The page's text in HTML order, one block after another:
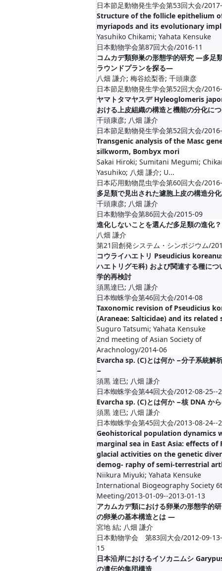
日本節足動物発生学会第53回大会/
Structure of the follicle epithelium
myriapods and its evolutionary
Yasuhiko Chikami; Yahata Kensuke
日本動物学会第87回大会/2016-11
コムカデ類卵巣の形態学的研究 ―多足
ラウンドプランを探る―
八畑 謙介; 梅谷絵梨香; 千頭康彦
日本節足動物発生学会第52回大会/
ヤマトタマヤスデ Hyleoglomeris
おける上皮組織の構造と機能の分化に
千頭康彦; 八畑 謙介
日本節足動物発生学会第52回大会/
Transgenic analysis of the Masc
silkworm, Bombyx mori
Sakai Hiroki; Sumitani Megumi;
Yasuhiko; 八畑 謙介; U...
日本応用動物昆虫学会第60回大会/
多足類で見出された濾胞上皮の構造分化
千頭康彦; 八畑 謙介
日本動物学会第86回大会/2015-09
進化しないことを選んだ多足類の進化？
八畑 謙介
第21回創発システム・シンポジウム/
コウライハエトリ Pseudicius
ハエトリグモ科) および関連する種につ
学的再検討
須黒達巳; 八畑 謙介
日本蜘蛛学会第46回大会/2014-08
Taxonomic revision of Pseudicius
(Araneae: Salticidae) and its related
Suguro Tatsumi; Yahata Kensuke
2nd meeting of Asian Society of
Arachnology/2014-06
Evarcha sp. (C)とは何か −分子系統解
−
須黒 達巳; 八畑 謙介
日本蜘蛛学会第44回大会/2012-08-25--
Evarcha sp. (C)とは何か −核 DNA か
須黒 達巳; 八畑 謙介
日本蜘蛛学会第45回大会/2013-08-24--
Geohistorical population dynamics
marginal sea in East Asia: effects of
glacial activities on the genetic
demog- raphy of semi-terrestrial
Niikura Miyuki; Yahata Kensuke
International Biogeography Society
Meeting/2013-01-09--2013-01-13
アカムカデ類における卵巣の形態学的
の卵巣の基本構造とは —
宮地 結; 八畑 謙介
日本動物学会 第83回大会/2012-09-
15
日本沿岸におけるイソカニムシ
の遺伝的集団構造